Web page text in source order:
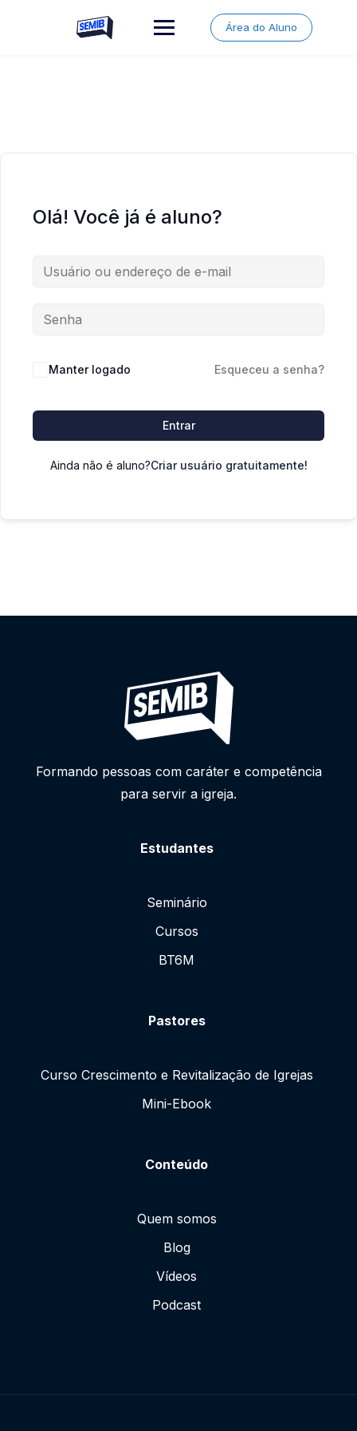
Área do Aluno
Olá! Você já é aluno?
Manter logado Esqueceu a senha?
Entrar
Ainda não é aluno?Criar usuário gratuitamente!
Formando pessoas com caráter e competência
para servir a igreja.
Estudantes
Seminário
Cursos
BT6M
Pastores
Curso Crescimento e Revitalização de Igrejas
Mini-Ebook
Conteúdo
Quem somos
Blog
Vídeos
Podcast